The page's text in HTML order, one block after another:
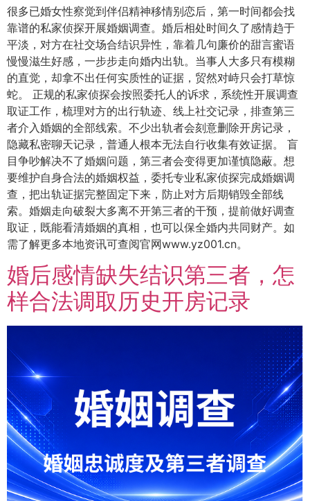
很多已婚女性察觉到伴侣精神移情别恋后，第一时间都会找
靠谱的私家侦探开展婚姻调查。婚后相处时间久了感情趋于
平淡，对方在社交场合结识异性，靠着几句廉价的甜言蜜语
慢慢滋生好感，一步步走向婚内出轨。当事人大多只有模糊
的直觉，却拿不出任何实质性的证据，贸然对峙只会打草惊
蛇。 正规的私家侦探会按照委托人的诉求，系统性开展调查
取证工作，梳理对方的出行轨迹、线上社交记录，排查第三
者介入婚姻的全部线索。不少出轨者会刻意删除开房记录，
隐藏私密聊天记录，普通人根本无法自行收集有效证据。 盲
目争吵解决不了婚姻问题，第三者会变得更加谨慎隐蔽。想
要维护自身合法的婚姻权益，委托专业私家侦探完成婚姻调
查，把出轨证据完整固定下来，防止对方后期销毁全部线
索。婚姻走向破裂大多离不开第三者的干预，提前做好调查
取证，既能看清婚姻的真相，也可以保全婚内共同财产。如
需了解更多本地资讯可查阅官网www.yz001.cn。
婚后感情缺失结识第三者，怎
样合法调取历史开房记录